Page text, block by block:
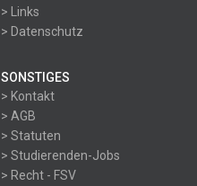
> Links
> Datenschutz
SONSTIGES
> Kontakt
> AGB
> Statuten
> Studierenden-Jobs
> Recht - FSV